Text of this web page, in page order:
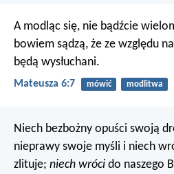
A modląc się, nie bądźcie
bowiem sądzą, że ze względu
będą wysłuchani.
Mateusza 6:7 mówić modlitwa
Niech bezbożny opuści swoją
nieprawy swoje myśli i niech
zlituje; niech wróci do naszego